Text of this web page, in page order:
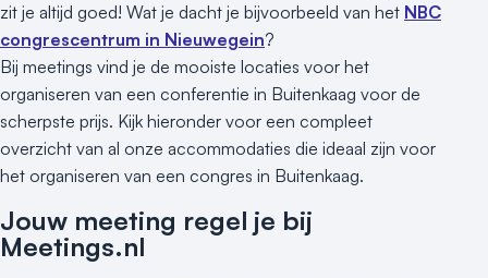
zit je altijd goed! Wat je dacht je bijvoorbeeld van het NBC
congrescentrum in Nieuwegein?
Bij meetings vind je de mooiste locaties voor het
organiseren van een conferentie in Buitenkaag voor de
scherpste prijs. Kijk hieronder voor een compleet
overzicht van al onze accommodaties die ideaal zijn voor
het organiseren van een congres in Buitenkaag.
Jouw meeting regel je bij
Meetings.nl